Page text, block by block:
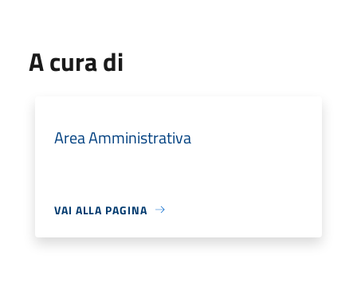
A cura di
Area Amministrativa
VAI ALLA PAGINA